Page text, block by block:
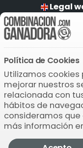
Legal
Aviso legal
Política de Cookies
Utilizamos
mejorar nuestros
relacionada con
hábitos de
consideramos que
más información